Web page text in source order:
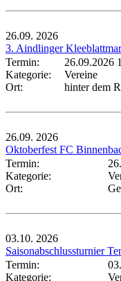
26.09. 2026
3. Aindlinger
Termin:
26.09.2026
Kategorie:
Vereine
Ort:
hinter dem
26.09. 2026
Oktoberfest FC
Termin:
Kategorie:
Ort:
03.10. 2026
Saisonabschlussturnier
Termin:
Kategorie: